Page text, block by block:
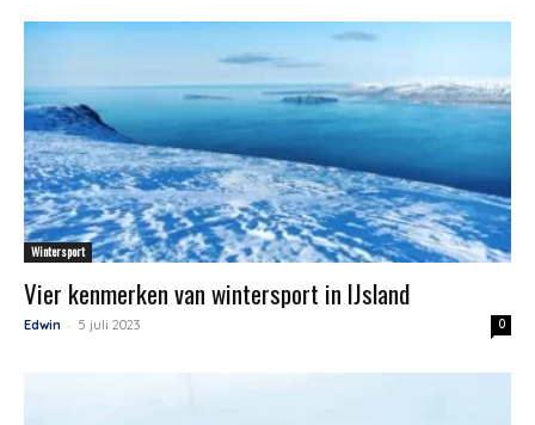
Wintersport
Vier kenmerken van wintersport in IJsland
Edwin - 5 juli 2023 0